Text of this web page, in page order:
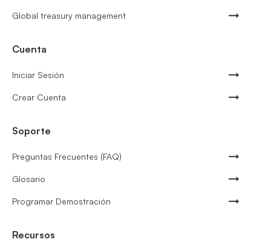
Global treasury management
Cuenta
Iniciar Sesión
Crear Cuenta
Soporte
Preguntas Frecuentes (FAQ)
Glosario
Programar Demostración
Recursos